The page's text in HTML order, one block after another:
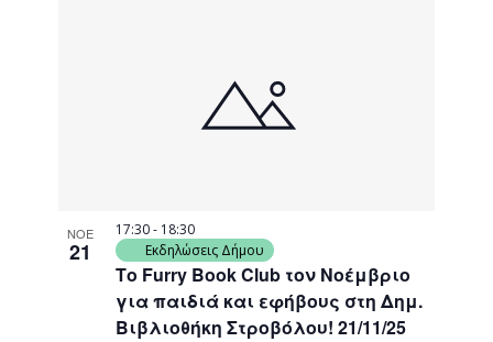
ΝΟΕ
21
Το Furry Book Club τον Νοέμβριο
για παιδιά και εφήβους στη Δημ.
Βιβλιοθήκη Στροβόλου! 21/11/25
17:30- 18:30
Εκδηλώσεις Δήμου